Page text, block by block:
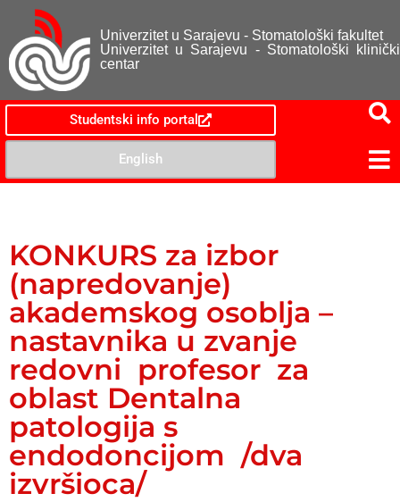
Univerzitet u Sarajevu - Stomatološki fakultet
Univerzitet u Sarajevu - Stomatološki klinički
centar
Studentski info portal
English
KONKURS za izbor
(napredovanje)
akademskog osoblja –
nastavnika u zvanje
redovni profesor za
oblast Dentalna
patologija s
endodoncijom /dva
izvršioca/